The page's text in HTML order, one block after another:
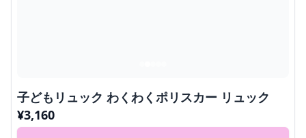
子どもリュック わくわくポリスカー リュック
¥3,160